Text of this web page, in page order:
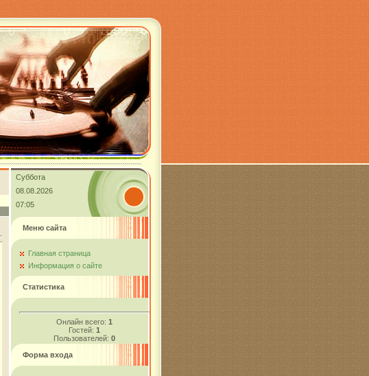
Суббота
08.08.2026
07:05
Меню сайта
Главная страница
Информация о сайте
Статистика
Онлайн всего: 1
Гостей: 1
Пользователей: 0
Форма входа